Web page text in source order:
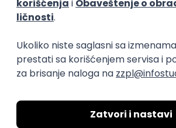
KICKSTART - Strategy and
Corporate Development
intern
Beograd | Hibrid